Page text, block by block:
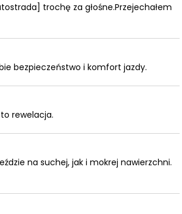
trochę za głośne.Przejechałem
bezpieczeństwo i komfort jazdy.
rewelacja.
na suchej, jak i mokrej nawierzchni.